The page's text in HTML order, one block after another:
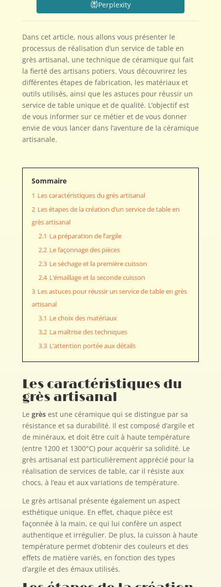
Perplexity
Dans cet article, nous allons vous présenter le
processus de réalisation d’un service de table en
grès artisanal, une technique de céramique qui fait
la fierté des artisans potiers. Vous découvrirez les
différentes étapes de fabrication, les matériaux et
outils utilisés, ainsi que les astuces pour réussir un
service de table unique et de qualité. L’objectif est
de vous informer sur ce métier et de vous donner
envie de vous lancer dans l’aventure de la céramique
artisanale.
Sommaire
1 Les caractéristiques du grès artisanal
2 Les étapes de la création d’un service de table en
grès artisanal
2.1 La préparation de l’argile
2.2 Le façonnage des pièces
2.3 Le séchage et la première cuisson
2.4 L’émaillage et la seconde cuisson
3 Les astuces pour réussir un service de table en grès
artisanal
3.1 Le choix des matériaux
3.2 La maîtrise des techniques
3.3 L’attention portée aux détails
Les caractéristiques du
grès artisanal
Le grèsest une céramique qui se distingue par sa
résistance et sa durabilité. Il est composé d’argile et
de minéraux, et doit être cuit à haute température
(entre 1200 et 1300°C) pour acquérir sa solidité. Le
grès artisanal est particulièrement apprécié pour la
réalisation de services de table, car il résiste aux
chocs, à l’eau et aux variations de température.
Le grès artisanal présente également un aspect
esthétique unique. En effet, chaque pièce est
façonnée à la main, ce qui lui confère un aspect
authentique et irrégulier. De plus, la cuisson à haute
température permet d’obtenir des couleurs et des
effets de matière variés, en fonction des types
d’argile et des émaux utilisés.